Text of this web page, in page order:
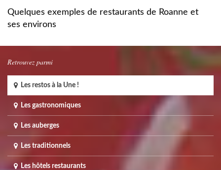
Quelques exemples de restaurants de Roanne et
ses environs
Retrouvez parmi
Les restos à la Une !
Les gastronomiques
Les auberges
Les traditionnels
Les hôtels restaurants